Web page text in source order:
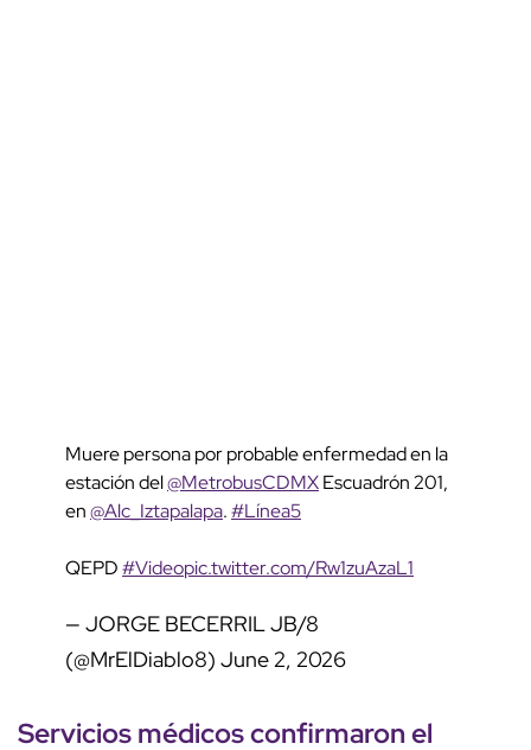
Muere persona por probable enfermedad en la
estación del@MetrobusCDMXEscuadrón 201,
en@Alc_Iztapalapa.#Línea5
QEPD#Videopic.twitter.com/Rw1zuAzaL1
— JORGE BECERRIL JB/8
(@MrElDiablo8) June 2, 2026
Servicios médicosconfirmaron el